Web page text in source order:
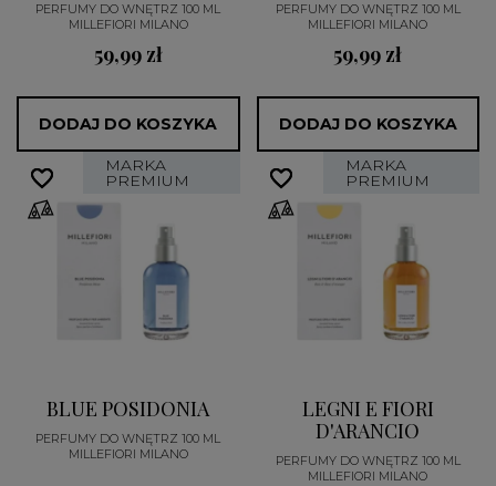
PERFUMY DO WNĘTRZ 100 ML
MILLEFIORI MILANO
59,99 zł
DODAJ DO KOSZYKA
PERFUMY DO WNĘTRZ 100 ML
MILLEFIORI MILANO
59,99 zł
DODAJ DO KOSZYKA
MARKA
PREMIUM
BLUE POSIDONIA
PERFUMY DO WNĘTRZ 100 ML
MILLEFIORI MILANO
favorite_border
favorite_border MARKA
PREMIUM
LEGNI E FIORI
D'ARANCIO
PERFUMY DO WNĘTRZ 100 ML
MILLEFIORI MILANO
favorite_border
favorite_border